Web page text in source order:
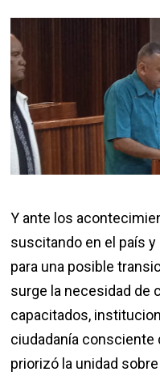
Y ante los
suscitando en el país
para una posible
surge la necesidad de
capacitados,
ciudadanía consciente
priorizó la unidad